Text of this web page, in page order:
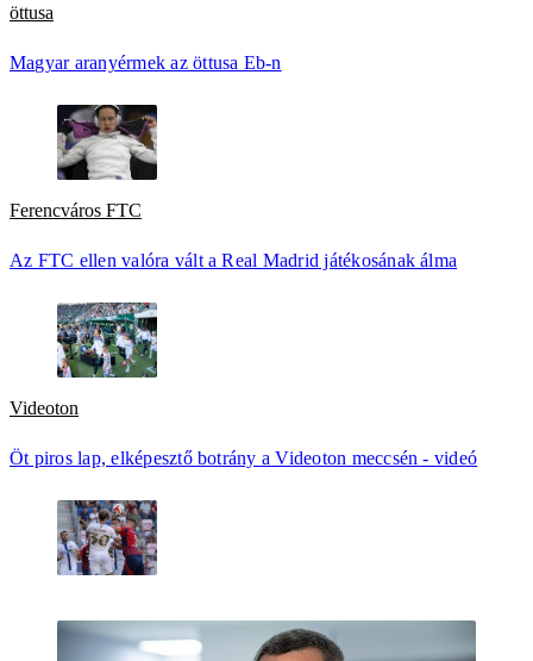
öttusa
Magyar aranyérmek az öttusa Eb-n
Ferencváros FTC
Az FTC ellen valóra vált a Real Madrid játékosának álma
Videoton
Öt piros lap, elképesztő botrány a Videoton meccsén - videó